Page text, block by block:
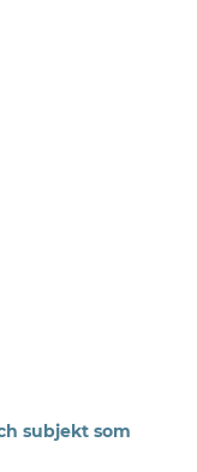
subjekt som